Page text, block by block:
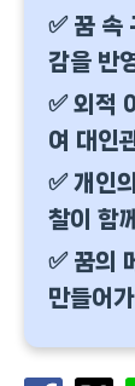
✅ 꿈 속
감을 반
✅ 외적
여 대인
✅ 개인
찰이 함
✅ 꿈의
만들어